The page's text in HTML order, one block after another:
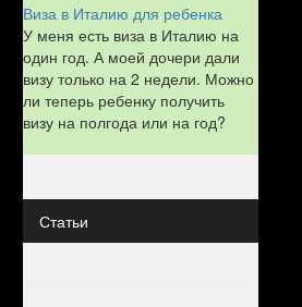
Виза в Италию для ребенка
У меня есть виза в Италию на
один год. А моей дочери дали
визу только на 2 недели. Можно
ли теперь ребенку получить
визу на полгода или на год?
Статьи